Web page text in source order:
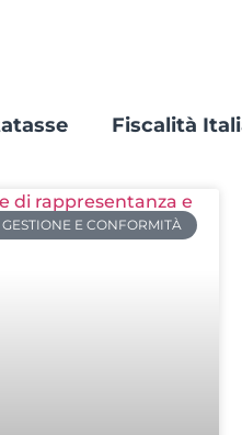
Fiscalità
GESTIONE E CONFORMITÀ